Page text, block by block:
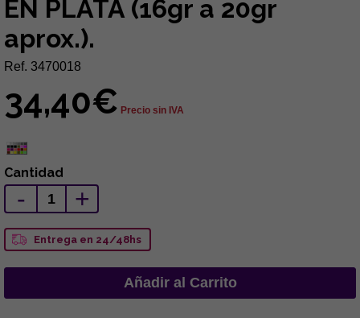
EN PLATA (16gr a 20gr
aprox.).
Ref. 3470018
34,40€ Precio sin IVA
Cantidad
- +
Entrega en 24/48hs